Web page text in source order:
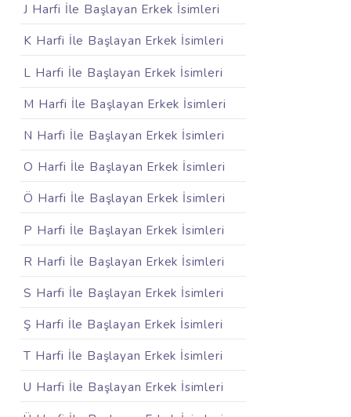
J Harfi İle Başlayan Erkek İsimleri
K Harfi İle Başlayan Erkek İsimleri
L Harfi İle Başlayan Erkek İsimleri
M Harfi İle Başlayan Erkek İsimleri
N Harfi İle Başlayan Erkek İsimleri
O Harfi İle Başlayan Erkek İsimleri
Ö Harfi İle Başlayan Erkek İsimleri
P Harfi İle Başlayan Erkek İsimleri
R Harfi İle Başlayan Erkek İsimleri
S Harfi İle Başlayan Erkek İsimleri
Ş Harfi İle Başlayan Erkek İsimleri
T Harfi İle Başlayan Erkek İsimleri
U Harfi İle Başlayan Erkek İsimleri